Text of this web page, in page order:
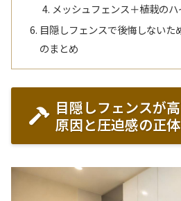
メッシュフェンス＋植栽の
目隠しフェンスで後悔しないた
のまとめ
目隠しフェンスが
原因と圧迫感の正体